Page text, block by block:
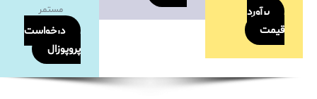
برآورد
قیمت
مستمر
درخواست
پروپوزال